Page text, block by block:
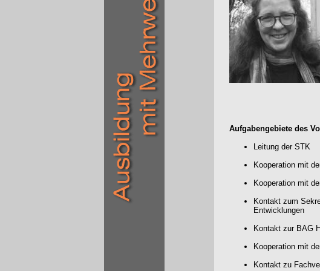
Aufgabengebiete des
Leitung der STK
Kooperation mit
Kooperation mit
Kontakt zum
Entwicklungen
Kontakt zur BAG
Kooperation mit
Kontakt zu